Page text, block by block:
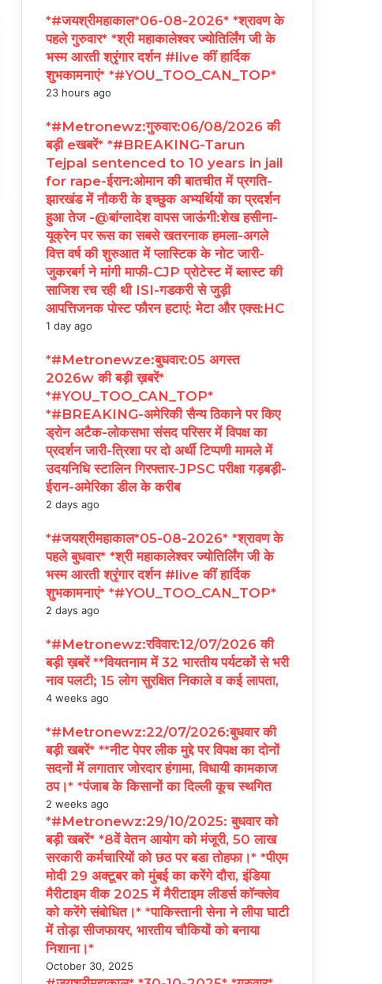
*#जयश्रीमहाकाल*06-08-2026* *श्रावण के
पहले गुरुवार* *श्री महाकालेश्वर ज्योतिर्लिंग जी के
भस्म आरती श्रृंगार दर्शन #live कीं हार्दिक
शुभकामनाएं* *#YOU_TOO_CAN_TOP*
23 hours ago
*#Metronewz:गुरुवार:06/08/2026 की
बड़ी eखबरें* *#BREAKING-Tarun
Tejpal sentenced to 10 years in jail
for rape-ईरान:ओमान की बातचीत में प्रगति-
झारखंड में नौकरी के इच्छुक अभ्यर्थियों का प्रदर्शन
हुआ तेज -@बांग्लादेश वापस जाऊंगी:शेख हसीना-
यूक्रेन पर रूस का सबसे खतरनाक हमला-अगले
वित्त वर्ष की शुरुआत में प्लास्टिक के नोट जारी-
जुकरबर्ग ने मांगी माफी-CJP प्रोटेस्ट में ब्लास्ट की
साजिश रच रही थी ISI-गडकरी से जुड़ी
आपत्तिजनक पोस्ट फौरन हटाएं: मेटा और एक्स:HC
1 day ago
*#Metronewze:बुधवार:05 अगस्त
2026w की बड़ी ख़बरें*
*#YOU_TOO_CAN_TOP*
*#BREAKING-अमेरिकी सैन्य ठिकाने पर किए
ड्रोन अटैक-लोकसभा संसद परिसर में विपक्ष का
प्रदर्शन जारी-त्रिशा पर दो अर्थी टिप्पणी मामले में
उदयनिधि स्टालिन गिरफ्तार-JPSC परीक्षा गड़बड़ी-
ईरान-अमेरिका डील के करीब
2 days ago
*#जयश्रीमहाकाल*05-08-2026* *श्रावण के
पहले बुधवार* *श्री महाकालेश्वर ज्योतिर्लिंग जी के
भस्म आरती श्रृंगार दर्शन #live कीं हार्दिक
शुभकामनाएं* *#YOU_TOO_CAN_TOP*
2 days ago
*#Metronewz:रविवार:12/07/2026 की
बड़ी ख़बरें **वियतनाम में 32 भारतीय पर्यटकों से भरी
नाव पलटी; 15 लोग सुरक्षित निकाले व कई लापता,
4 weeks ago
*#Metronewz:22/07/2026:बुधवार की
बड़ी खबरें* **नीट पेपर लीक मुद्दे पर विपक्ष का दोनों
सदनों में लगातार जोरदार हंगामा, विधायी कामकाज
ठप।* *पंजाब के किसानों का दिल्ली कूच स्थगित
2 weeks ago
*#Metronewz:29/10/2025: बुधवार को
बड़ी खबरें* *8वें वेतन आयोग को मंजूरी, 50 लाख
सरकारी कर्मचारियों को छठ पर बडा तोहफा।* *पीएम
मोदी 29 अक्टूबर को मुंबई का करेंगे दौरा, इंडिया
मैरीटाइम वीक 2025 में मैरीटाइम लीडर्स कॉन्क्लेव
को करेंगे संबोधित।* *पाकिस्तानी सेना ने लीपा घाटी
में तोड़ा सीजफायर, भारतीय चौकियों को बनाया
निशाना।*
October 30, 2025